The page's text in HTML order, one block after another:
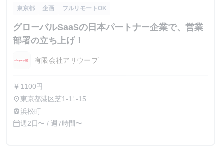
東京都 企画 フルリモートOK
グローバルSaaSの日本パートナー企業で、営業
部署の立ち上げ！
有限会社アリウープ
currency_yen 1100円
place東京都港区芝1-11-15
train浜松町
calendar_today週2日〜 / 週7時間〜